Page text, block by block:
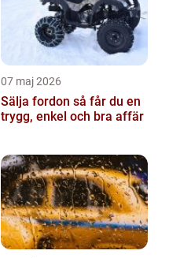
07 maj 2026
Sälja fordon så får du en
trygg, enkel och bra affär